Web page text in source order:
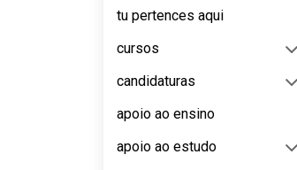
tu pertences aqui
cursos
candidaturas
apoio ao ensino
apoio ao estudo